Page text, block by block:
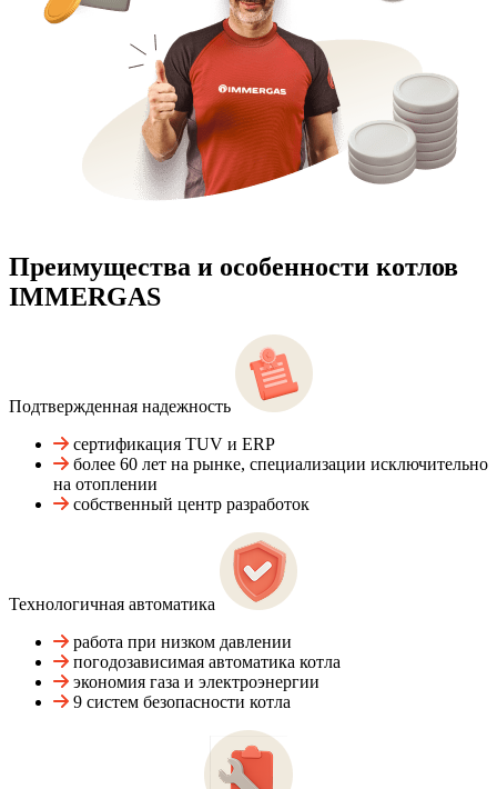
Преимущества и особенности котлов
IMMERGAS
Подтвержденная надежность
сертификация TUV и ERP
более 60 лет на рынке, специализации исключительно
на отоплении
собственный центр разработок
Технологичная автоматика
работа при низком давлении
погодозависимая автоматика котла
экономия газа и электроэнергии
9 систем безопасности котла